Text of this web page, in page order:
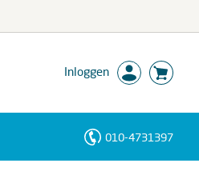
Inloggen
010-4731397